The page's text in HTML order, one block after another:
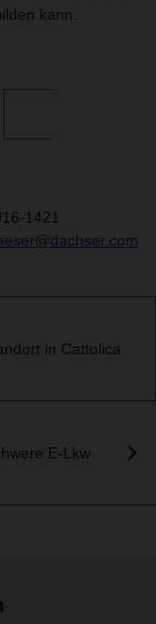
kann.
1421
in Cattolica
E-Lkw